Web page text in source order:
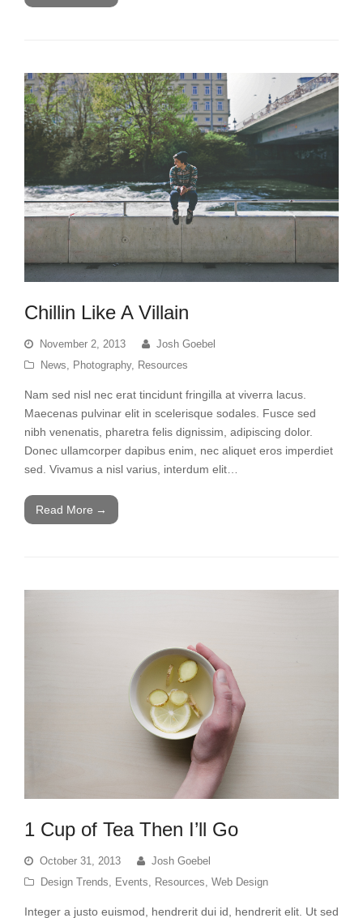
Chillin Like A Villain
November 2, 2013
Josh Goebel
News, Photography, Resources
Nam sed nisl nec erat tincidunt fringilla at viverra lacus.
Maecenas pulvinar elit in scelerisque sodales. Fusce sed
nibh venenatis, pharetra felis dignissim, adipiscing dolor.
Donec ullamcorper dapibus enim, nec aliquet eros imperdiet
sed. Vivamus a nisl varius, interdum elit…
Read More →
1 Cup of Tea Then I’ll Go
October 31, 2013
Josh Goebel
Design Trends
Events Resources Web Design
Integer a justo euismod, hendrerit dui id, hendrerit elit. Ut sed